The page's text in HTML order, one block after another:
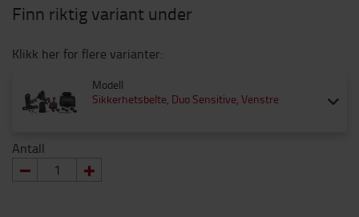
Finn riktig variant under
Klikk her for flere varianter:
Modell
Sikkerhetsbelte, Duo Sensitive, Venstre
Antall